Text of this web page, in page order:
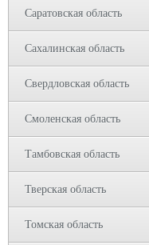
Саратовская область
Сахалинская область
Свердловская область
Смоленская область
Тамбовская область
Тверская область
Томская область